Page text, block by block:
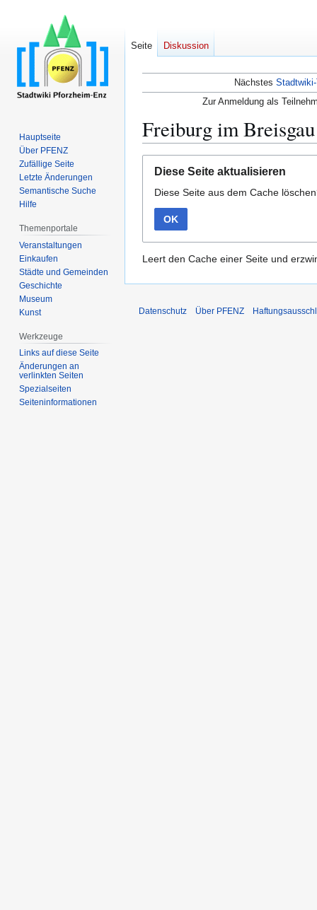
Nächstes
Zur Anmeldung als
Freiburg im Breisgau
Navigation
springen
Suche
springen
Diese Seite aktualisieren
Diese Seite aus dem Cache
OK
Leert den Cache einer Seite und
Seite Diskussion
Hauptseite
Über PFENZ
Zufällige Seite
Letzte Änderungen
Semantische Suche
Hilfe
Themenportale
Veranstaltungen
Einkaufen
Städte und Gemeinden
Geschichte
Museum
Kunst
Werkzeuge
Links auf diese Seite
Änderungen an
verlinkten Seiten
Spezialseiten
Seiten­­informationen
Datenschutz Über PFENZ